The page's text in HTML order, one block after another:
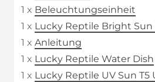
1 x Beleuchtungseinheit
1 x Lucky Reptile Bright Sun
1 x Anleitung
1 x Lucky Reptile Water Dish
1 x Lucky Reptile UV Sun T5